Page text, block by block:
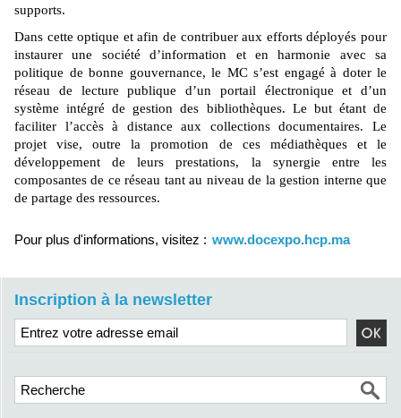
supports.
Dans cette optique et afin de contribuer aux efforts déployés pour
instaurer une société d’information et en harmonie avec sa
politique de bonne gouvernance, le MC s’est engagé à doter le
réseau de lecture publique d’un portail électronique et d’un
système intégré de gestion des bibliothèques. Le but étant de
faciliter l’accès à distance aux collections documentaires. Le
projet vise, outre la promotion de ces médiathèques et le
développement de leurs prestations, la synergie entre les
composantes de ce réseau tant au niveau de la gestion interne que
de partage des ressources.
Pour plus d'informations, visitez : www.docexpo.hcp.ma
Inscription à la newsletter